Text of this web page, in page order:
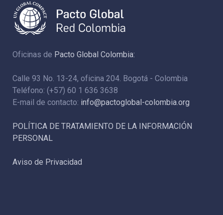
Oficinas de Pacto Global Colombia:
Calle 93 No. 13-24, oficina 204. Bogotá - Colombia
Teléfono: (+57) 60 1 636 3638
E-mail de contacto: info@pactoglobal-colombia.org
POLÍTICA DE TRATAMIENTO DE LA INFORMACIÓN
PERSONAL
Aviso de Privacidad